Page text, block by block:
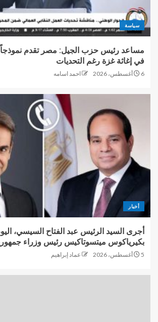
سياسة
مساعد رئيس حزب الجيل: مصر تقدم نموذجاً
في إغاثة غزة رغم التحديات
6 أغسطس، 2026 احمد اسامه
أخبار
أجرى السيد الرئيس عبد الفتاح السيسي،
بكيرياكوس ميتسوتاكيس رئيس وزراء
5 أغسطس، 2026 عماد إبراهيم